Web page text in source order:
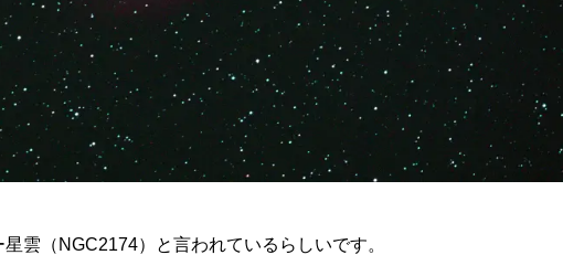
雲（NGC2174）と言われているらしいです。